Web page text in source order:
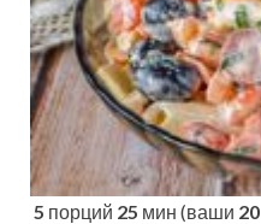
5 порций 25 мин (ваши 20